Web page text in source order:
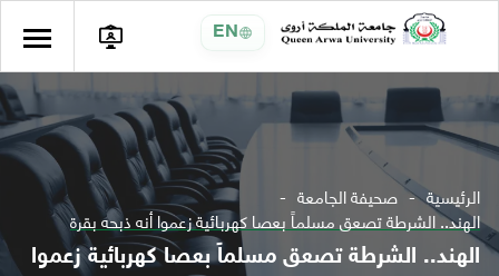
EN
الرئيسية صحيفة الجامعة
الهند.. الشرطة تصعق مسلماً بعصا كهربائية زعموا أنه ذبحه بقرة
الهند.. الشرطة تصعق مسلماً بعصا كهربائية زعموا